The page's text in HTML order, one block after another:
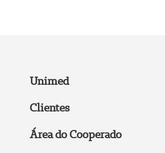
Unimed
Clientes
Área do Cooperado